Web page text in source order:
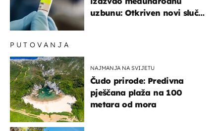
uzbunu: Otkriven novi slučaj
PUTOVANJA
NAJMANJA NA SVIJETU
Čudo prirode: Predivna
pješčana plaža na 100
metara od mora